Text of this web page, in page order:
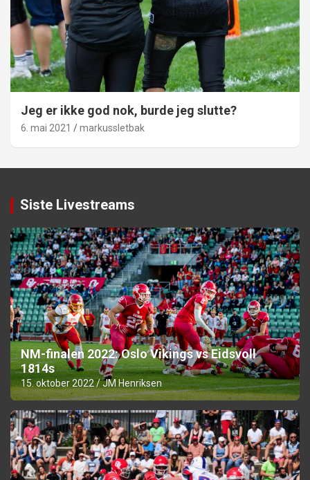
Jeg er ikke god nok, burde jeg slutte?
6. mai 2021 markussletbak
Siste Livestreams
NM-finalen 2022: Oslo Vikings vs Eidsvoll
1814s
15. oktober 2022 JM Henriksen